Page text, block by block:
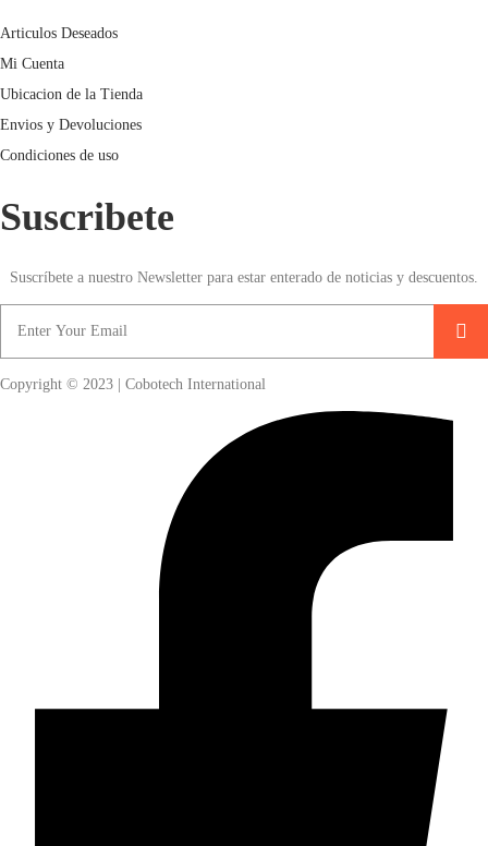
Articulos Deseados
Mi Cuenta
Ubicacion de la Tienda
Envios y Devoluciones
Condiciones de uso
Suscribete
Suscríbete a nuestro Newsletter para estar enterado de noticias y descuentos.
Copyright © 2023 | Cobotech International